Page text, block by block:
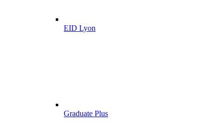
EID Lyon
Graduate Plus